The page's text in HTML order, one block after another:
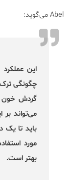
Abel می‌گوید:
این
چگونگی ترک
گردش خون
می‌تواند بر
باید تا یک
مورد
بهتر است.